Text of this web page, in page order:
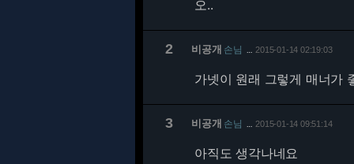
오..
2 비공개 손님 2015-01-14 02:19:03
가넷이 원래 그렇게 매너가
3 비공개 손님 2015-01-14 09:51:14
아직도 생각나네요